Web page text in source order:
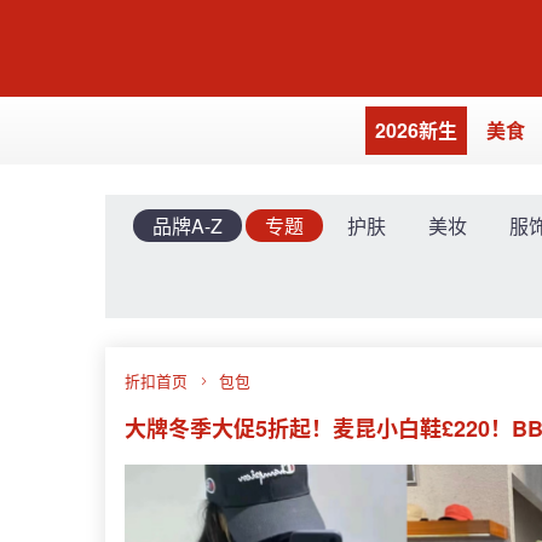
2026新生 美食
品牌A-Z 专题 护肤 美妆 服
折扣首页 包包
大牌冬季大促5折起！麦昆小白鞋£220！